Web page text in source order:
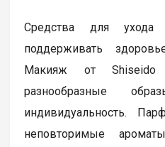
Средства для
поддерживать
Макияж от Shiseido
разнообразные
индивидуальность.
неповторимые